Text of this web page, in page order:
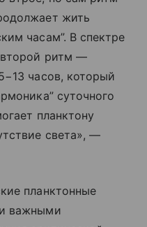
жить
часам”. В спектре
второй ритм —
часов, который
суточного
планктону
света», —
планктонные
важными